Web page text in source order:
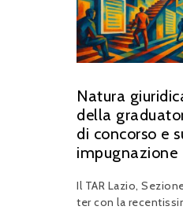
Natura
della
di concorso e
impugnazione
Il TAR Lazio,
ter con la